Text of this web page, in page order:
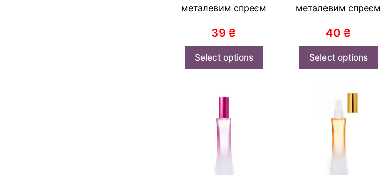
металевим спреєм
39 ₴
Select options
металевим спреєм
40 ₴
Select options